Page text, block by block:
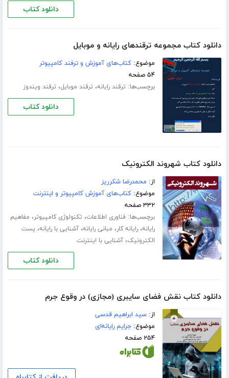
دانلود کتاب
دانلود کتاب مجموعه ترقندهای رایانه و موبایل
موضوع:کتاب‌های آموزش و ترفند کامپیوتر
۵۴ صفحه
برچسب‌ها: ترقند رایانه، ترقند موبایل، ترقند ویندوز
دانلود کتاب
دانلود کتاب شهروند الکترونیک
از: محمدرضا شکرریز
موضوع:کتاب‌های آموزش کامپیوتر و اینترنت
۳۳۲ صفحه
برچسب‌ها: فناوری اطلاعات، تکنولوژی کامپیوتر، مفاهیم
رایانه،رایانه کار، مبانی رایانه،آشنایی با رایانه، پست
الکترونیک،آشنایی با اینترنت
دانلود کتاب
دانلود کتاب نقش فضای سایبری (مجازی) در وقوع جرم
از:سید ابراهیم قدسی
موضوع:جرایم رایانه‌ای
۲۵۴ صفحه